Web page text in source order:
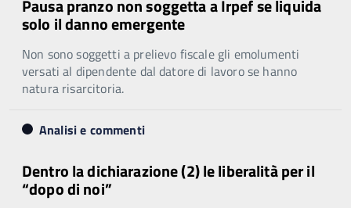
Pausa pranzo non soggetta a Irpef se liquida
solo il danno emergente
Non sono soggetti a prelievo fiscale gli emolumenti
versati al dipendente dal datore di lavoro se hanno
natura risarcitoria.
Analisi e commenti
Dentro la dichiarazione (2) le liberalità per il
“dopo di noi”